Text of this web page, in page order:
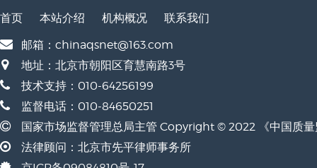
首页 本站介绍 机构概况
联系我们
邮箱：chinaqsnet@163.com
地址：北京市朝阳区育慧南路3号
技术支持：010-64256199
监督电话：010-84650251
国家市场监督管理总局主管 Copyright © 2022 《中国质
法律顾问：北京市先平律师事务所